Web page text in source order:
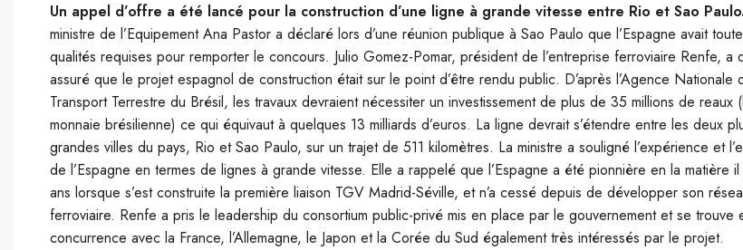
Un appel d’offre a été lancé pour la construction d’une ligne à grande vitesse entre Rio et Sao Paulo.
ministre de l’Equipement Ana Pastor a déclaré lors d’une réunion publique à Sao Paulo que l’Espagne avait
qualités requises pour remporter le concours. Julio Gomez-Pomar, président de l’entreprise ferroviaire Renfe, a
assuré que le projet espagnol de construction était sur le point d’être rendu public. D’après l’Agence Nationale
Transport Terrestre du Brésil, les travaux devraient nécessiter un investissement de plus de 35 millions de reaux
monnaie brésilienne) ce qui équivaut à quelques 13 milliards d’euros. La ligne devrait s’étendre entre les deux
grandes villes du pays, Rio et Sao Paulo, sur un trajet de 511 kilomètres. La ministre a souligné l’expérience et
de l’Espagne en termes de lignes à grande vitesse. Elle a rappelé que l’Espagne a été pionnière en la matière
ans lorsque s’est construite la première liaison TGV Madrid-Séville, et n’a cessé depuis de développer son
ferroviaire. Renfe a pris le leadership du consortium public-privé mis en place par le gouvernement et se trouve
concurrence avec la France, l’Allemagne, le Japon et la Corée du Sud également très intéressés par le projet.